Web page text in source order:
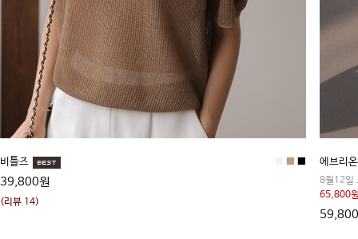
비틀즈
39,800원
(리뷰 14)
에브리
8월12일
65,800